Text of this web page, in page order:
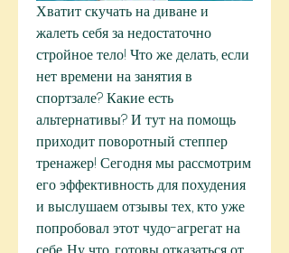
Хватит скучать на диване и
жалеть себя за недостаточно
стройное тело! Что же делать, если
нет времени на занятия в
спортзале? Какие есть
альтернативы? И тут на помощь
приходит поворотный степпер
тренажер! Сегодня мы рассмотрим
его эффективность для похудения
и выслушаем отзывы тех, кто уже
попробовал этот чудо-агрегат на